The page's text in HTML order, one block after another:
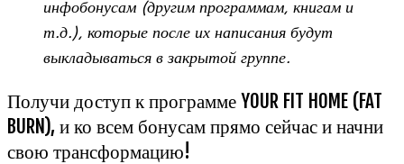
инфобонусам (другим программам, книгам и
т.д.), которые после их написания будут
выкладываться в закрытой группе.
Получи доступ к программе YOUR FIT HOME (FAT
BURN), и ко всем бонусам прямо сейчас и начни
свою трансформацию!